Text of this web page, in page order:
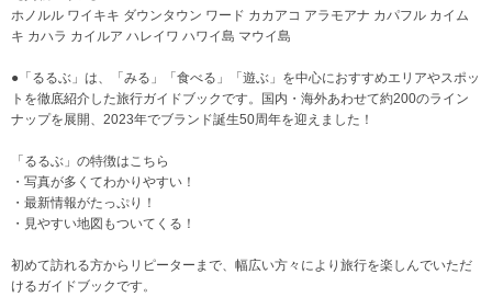
ホノルル ワイキキ ダウンタウン ワード カカアコ アラモアナ カパフル カイム
キ カハラ カイルア ハレイワ ハワイ島 マウイ島
●「るるぶ」は、「みる」「食べる」「遊ぶ」を中心におすすめエリアやスポッ
トを徹底紹介した旅行ガイドブックです。国内・海外あわせて約200のライン
ナップを展開、2023年でブランド誕生50周年を迎えました！
「るるぶ」の特徴はこちら
・写真が多くてわかりやすい！
・最新情報がたっぷり！
・見やすい地図もついてくる！
初めて訪れる方からリピーターまで、幅広い方々により旅行を楽しんでいただ
けるガイドブックです。